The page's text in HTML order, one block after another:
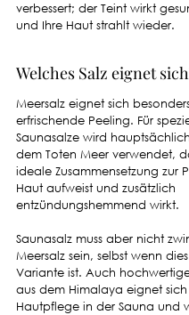
verbessert; der Teint wirkt
und Ihre Haut strahlt wieder.
Welches Salz eignet
Meersalz eignet sich
erfrischende Peeling. Für
Saunasalze wird
dem Toten Meer verwendet,
ideale Zusammensetzung zur
Haut aufweist und zusätzlich
entzündungshemmend wirkt.
Saunasalz muss aber nicht
Meersalz sein, selbst wenn
Variante ist. Auch
aus dem Himalaya eignet
Hautpflege in der Sauna und